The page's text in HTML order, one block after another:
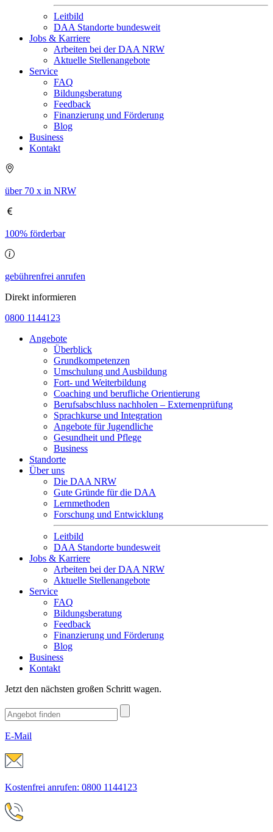
Leitbild
DAA Standorte bundesweit
Jobs & Karriere
Arbeiten bei der DAA NRW
Aktuelle Stellenangebote
Service
FAQ
Bildungsberatung
Feedback
Finanzierung und Förderung
Blog
Business
Kontakt
über 70 x in NRW
100% förderbar
gebührenfrei anrufen
Direkt informieren
0800 1144123
Angebote
Überblick
Grundkompetenzen
Umschulung und Ausbildung
Fort- und Weiterbildung
Coaching und berufliche Orientierung
Berufsabschluss nachholen – Externenprüfung
Sprachkurse und Integration
Angebote für Jugendliche
Gesundheit und Pflege
Business
Standorte
Über uns
Die DAA NRW
Gute Gründe für die DAA
Lernmethoden
Forschung und Entwicklung
Leitbild
DAA Standorte bundesweit
Jobs & Karriere
Arbeiten bei der DAA NRW
Aktuelle Stellenangebote
Service
FAQ
Bildungsberatung
Feedback
Finanzierung und Förderung
Blog
Business
Kontakt
Jetzt den nächsten großen Schritt wagen.
E-Mail
Kostenfrei anrufen: 0800 1144123